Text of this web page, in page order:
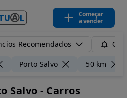
Começar
a vender
Recomendados
Porto Salvo 50 km
Salvo - Carros